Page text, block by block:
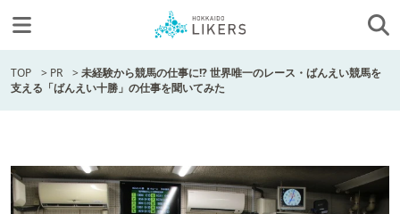
TOP > PR >未経験から競馬の仕事に!? 世界唯一のレース・ばんえい競馬を
支える「ばんえい十勝」の仕事を聞いてみた